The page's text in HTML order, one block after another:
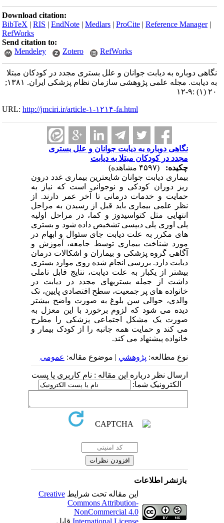
Download citation:
BibTeX |RIS |EndNote |Medlars |ProCite |Reference Manager
RefWorks
Send citation to:
Mendeley
Zotero RefWorks
نگاهی دوباره به دیابت جوانان و علل بستری مجدد در کودکان مبتلا
به دیابت. مجله علمی پژوهشی سازمان نظام پزشکی ایران. ۱۳۸۱;
۲۰ (۱) :۹-۱۲
URL:http://jmciri.ir/article-۱-۱۲۱۴-fa.html
نگاهی دوباره به دیابت جوانان و علل بستری
مجدد در کودکان مبتلا به دیابت
چکیده:
بیماری دیابت جوانان شایعترین بیماری غدد درون
ریز دوران کودکی و نوجوانی است که نیاز به
حمایت و خدمات درمانی تا آخر عمر دارند. از
نظر علمی بیماری باید قبل از رسیدن به مراحل
انتهایی مثل کتواسیدوز و کما، در مراحل اولیه
پلی اوری پلی دیپسی تشخیص داده شود و بستری
های مکرر به علت دیابت جای سئوال و ابهام در
مورد شناخت بیماری توسط جامعه، آموزش و
آگاهی گروه پزشکی و بیماران و اشکالات درمان
دیابت دارد. بررسی انجام شده روی موارد بستری
بیشتر از یکبار به علت دیابت، نتایج قابل تاملی
داشت از جمله بستریهای مجدد در دیابت در
خانواده های پر جمعیت، سطح اقتصادی پایین، تک
والدی، حوالی سن بلوغ به صورت واضح بیشتر
دیده می شود که لزوم برخورد با این معزل به
صورت یک مشکل اجتماعی پزشکی را مطرح
می کند و حمایت همه جانبه را از کودک بیمار و
خانواده پیشنهاد می کند.
نوع مطالعه:پژوهشي| موضوع مقاله:عمومى
ارسال نظر درباره این مقاله : نام کاربری یا پست
الکترونیک شما:
بازنشر اطلاعات
این مقاله تحت شرایطCreative
Commons Attribution-
NonCommercial 4.0
International Licenseقابل